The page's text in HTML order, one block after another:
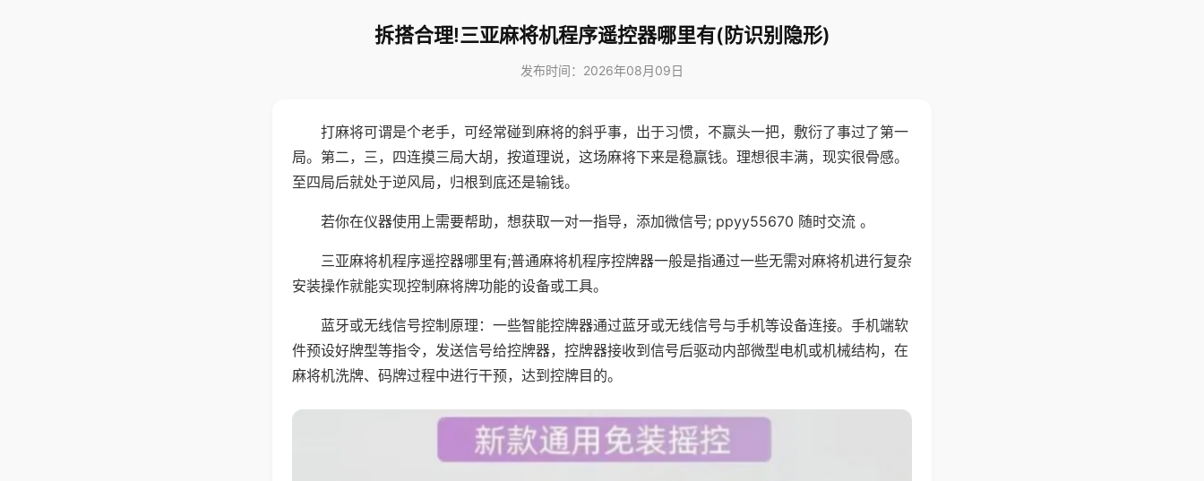
拆搭合理!三亚麻将机程序遥控器哪里有(防识别隐形)
发布时间：2026年08月09日
打麻将可谓是个老手，可经常碰到麻将的斜乎事，出于习惯，不赢头一把，敷衍了事过了第一
局。第二，三，四连摸三局大胡，按道理说，这场麻将下来是稳赢钱。理想很丰满，现实很骨感。
至四局后就处于逆风局，归根到底还是输钱。
若你在仪器使用上需要帮助，想获取一对一指导，添加微信号; ppyy55670 随时交流 。
三亚麻将机程序遥控器哪里有;普通麻将机程序控牌器一般是指通过一些无需对麻将机进行复杂
安装操作就能实现控制麻将牌功能的设备或工具。
蓝牙或无线信号控制原理：一些智能控牌器通过蓝牙或无线信号与手机等设备连接。手机端软
件预设好牌型等指令，发送信号给控牌器，控牌器接收到信号后驱动内部微型电机或机械结构，在
麻将机洗牌、码牌过程中进行干预，达到控牌目的。